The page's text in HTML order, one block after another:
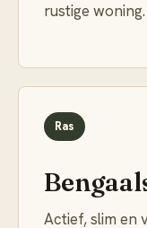
rustige woning.
Ras
Actief, slim en